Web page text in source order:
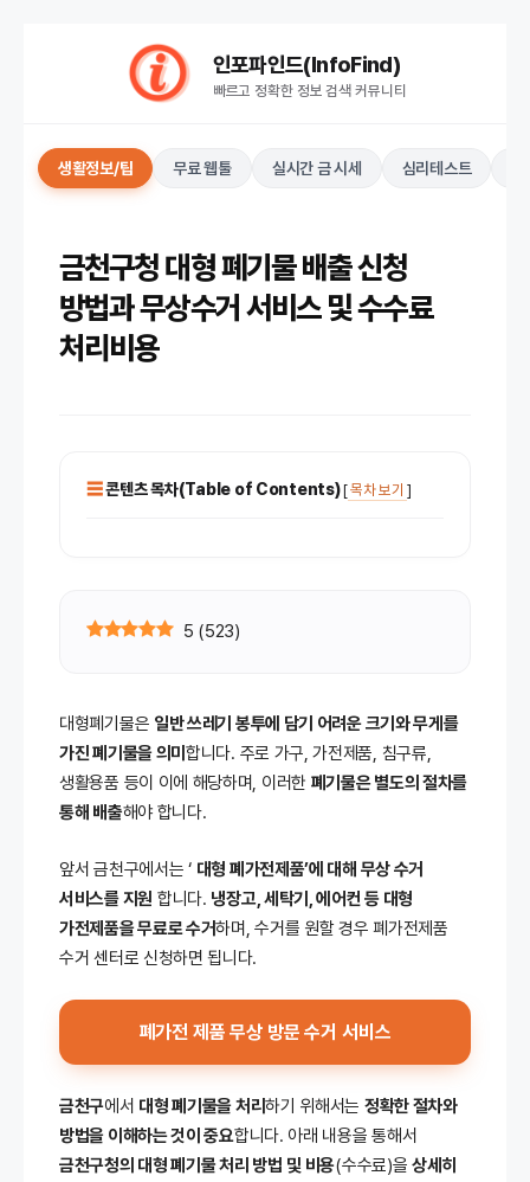
인포파인드(InfoFind)​​​​
빠르고 정확한 정보 검색 커뮤니티
생활정보/팁 무료 웹툴 실시간 금 시세 심리테스트
금천구청 대형 폐기물 배출 신청
방법과 무상수거 서비스 및 수수료
처리비용
콘텐츠 목차(Table of Contents)[목차 보기 ]
5 (523)
대형폐기물은 일반 쓰레기 봉투에 담기 어려운 크기와 무게를
가진 폐기물을 의미 합니다. 주로 가구, 가전제품, 침구류,
생활용품 등이 이에 해당하며, 이러한 폐기물은 별도의 절차를
통해 배출해야 합니다.
앞서 금천구에서는 ‘ 대형 폐가전제품’에 대해 무상 수거
서비스를 지원 합니다. 냉장고, 세탁기, 에어컨 등 대형
가전제품을 무료로 수거하며, 수거를 원할 경우 폐가전제품
수거 센터로 신청하면 됩니다.
폐가전 제품 무상 방문 수거 서비스
금천구에서 대형 폐기물을 처리하기 위해서는 정확한 절차와
방법을 이해하는 것이 중요합니다. 아래 내용을 통해서
금천구청의 대형 폐기물 처리 방법 및 비용(수수료)을상세히